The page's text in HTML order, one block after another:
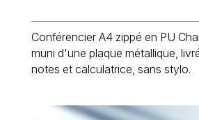
Conférencier A4 zippé en PU
muni d'une plaque métallique,
notes et calculatrice, sans stylo.